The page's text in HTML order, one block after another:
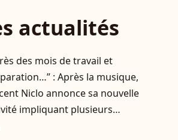
actualités
des mois de travail et
: Après la musique,
Niclo annonce sa nouvelle
impliquant plusieurs